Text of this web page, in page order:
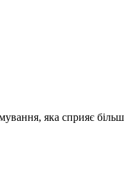
яка сприяє більш